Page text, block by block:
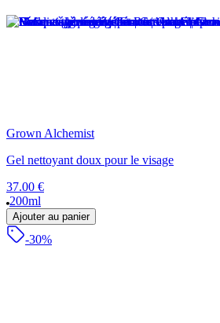
Grown Alchemist
Gel nettoyant doux pour le visage
37.00 €
200ml
Ajouter au panier
-30%